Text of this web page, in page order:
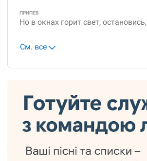
ПРИПЕВ
Но в окнах горит свет, остановись,
См. все